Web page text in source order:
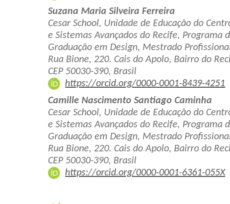
Suzana Maria Silveira Ferreira
Cesar School, Unidade de Educação do
e Sistemas Avançados do Recife, Programa
Graduação em Design, Mestrado
Rua Bione, 220. Cais do Apolo, Bairro do
CEP 50030-390, Brasil
https://orcid.org/0000-0001-8439-4251
Camille Nascimento Santiago Caminha
Cesar School, Unidade de Educação do
e Sistemas Avançados do Recife, Programa
Graduação em Design, Mestrado
Rua Bione, 220. Cais do Apolo, Bairro do
CEP 50030-390, Brasil
https://orcid.org/0000-0001-6361-055X